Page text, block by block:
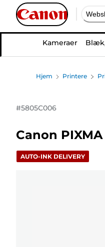
Kameraer
Hjem Printere
#5805C006
Canon
AUTO-INK DELIVERY